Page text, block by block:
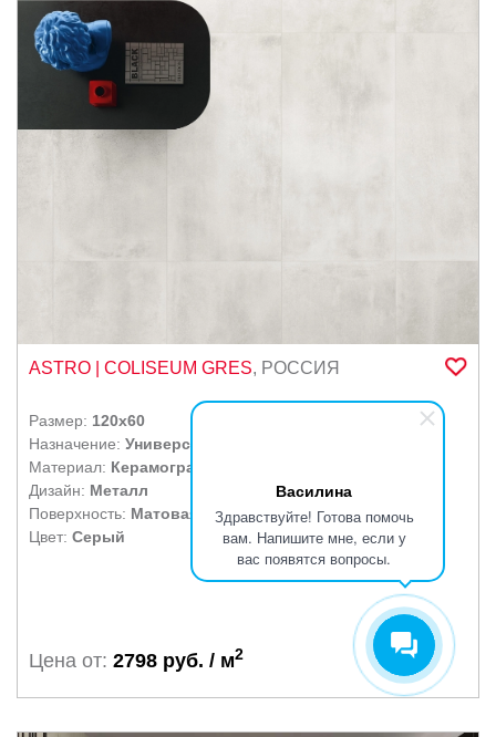
Василина
Здравствуйте! Готова помочь
вам. Напишите мне, если у
вас появятся вопросы.
ASTRO | COLISEUM GRES, РОССИЯ
Размер: 120x60
Назначение: Универсальная
Материал: Керамогранит
Дизайн: Металл
Поверхность: Матовая
Цвет: Серый
Цена от: 2798 руб. / м2